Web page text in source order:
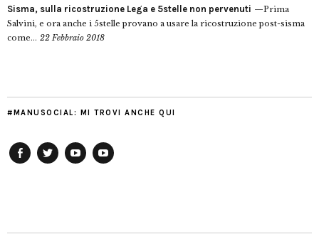
Sisma, sulla ricostruzione Lega e 5stelle non pervenuti
Prima
Salvini, e ora anche i 5stelle provano a usare la ricostruzione post-sisma
come... 22 Febbraio 2018
#MANUSOCIAL: MI TROVI ANCHE QUI